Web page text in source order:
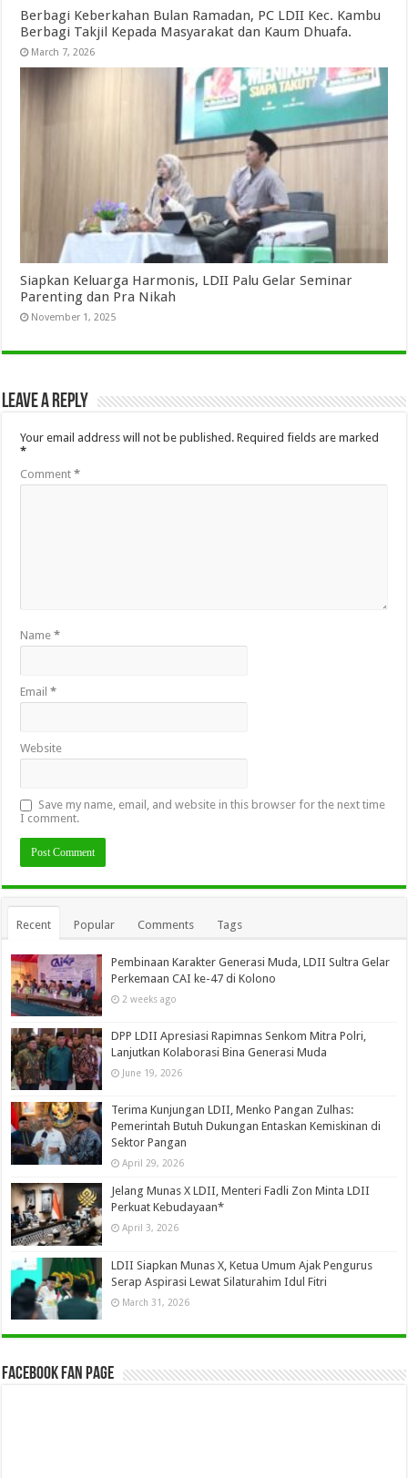
Berbagi Keberkahan Bulan Ramadan, PC LDII Kec. Kambu
Berbagi Takjil Kepada Masyarakat dan Kaum Dhuafa.
March 7, 2026
Siapkan Keluarga Harmonis, LDII Palu Gelar Seminar
Parenting dan Pra Nikah
November 1, 2025
Leave a Reply
Your email address will not be published. Required fields are marked
*
Comment*
Name*
Email*
Website
Save my name, email, and website in this browser for the next time
I comment.
Recent Popular Comments Tags
Pembinaan Karakter Generasi Muda, LDII Sultra Gelar
Perkemaan CAI ke-47 di Kolono
2 weeks ago
DPP LDII Apresiasi Rapimnas Senkom Mitra Polri,
Lanjutkan Kolaborasi Bina Generasi Muda
June 19, 2026
Terima Kunjungan LDII, Menko Pangan Zulhas:
Pemerintah Butuh Dukungan Entaskan Kemiskinan di
Sektor Pangan
April 29, 2026
Jelang Munas X LDII, Menteri Fadli Zon Minta LDII
Perkuat Kebudayaan*
April 3, 2026
LDII Siapkan Munas X, Ketua Umum Ajak Pengurus
Serap Aspirasi Lewat Silaturahim Idul Fitri
March 31, 2026
Facebook Fan Page